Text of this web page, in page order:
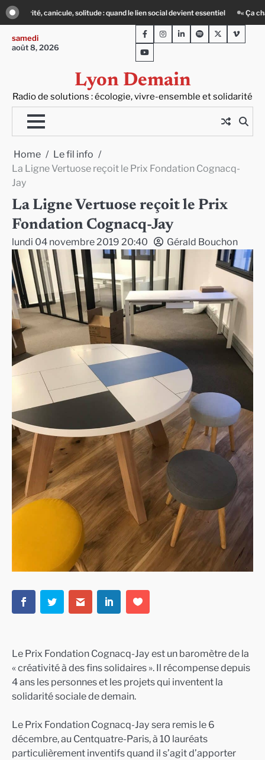
Skip
to
content
devient essentiel « Ça chauffe » : des acteurs du batiment face au défi
samedi
août 8, 2026
Lyon Demain
Radio de solutions : écologie, vivre-ensemble et solidarité
FacebookInstagram
LinkedInSpotifyTwitterViméo
Youtube
Home
Le fil info
La Ligne Vertuose reçoit le Prix Fondation Cognacq-
Jay
La Ligne Vertuose reçoit le Prix
Fondation Cognacq-Jay
lundi 04 novembre 2019 20:40 Gérald Bouchon
Le Prix Fondation Cognacq-Jay est un baromètre de la
« créativité à des fins solidaires ». Il récompense depuis
4 ans les personnes et les projets qui inventent la
solidarité sociale de demain.
Le Prix Fondation Cognacq-Jay sera remis le 6
décembre, au Centquatre-Paris, à 10 lauréats
particulièrement inventifs quand il s’agit d’apporter